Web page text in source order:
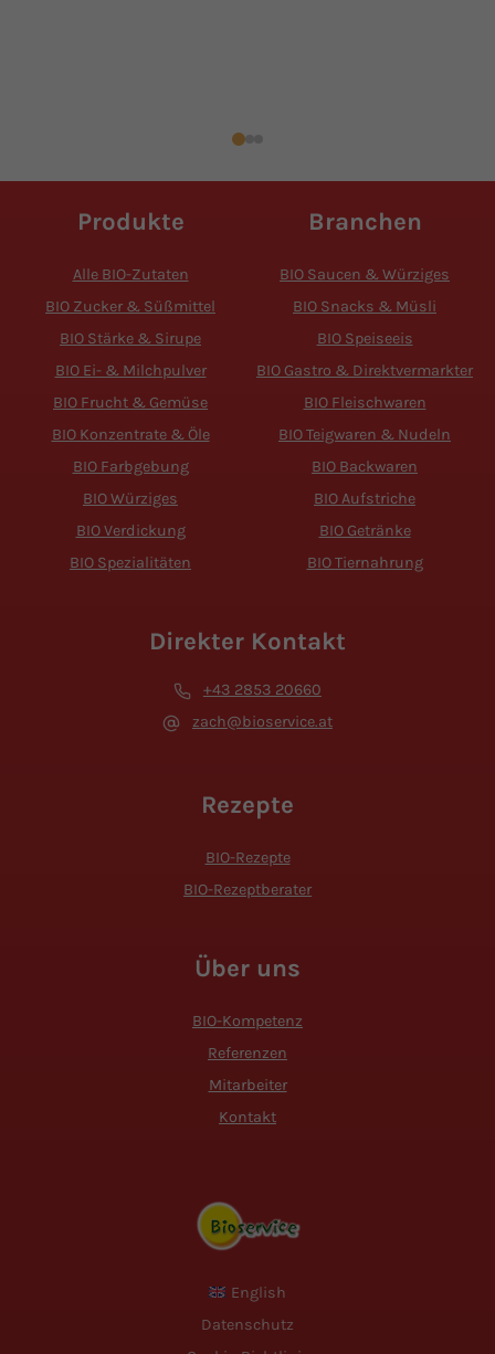
Produkte
Alle BIO-Zutaten
BIO Zucker & Süßmittel
BIO Stärke & Sirupe
BIO Ei- & Milchpulver
BIO Frucht & Gemüse
BIO Konzentrate & Öle
BIO Farbgebung
BIO Würziges
BIO Verdickung
BIO Spezialitäten
Branchen
BIO Saucen & Würziges
BIO Snacks & Müsli
BIO Speiseeis
BIO Gastro & Direktvermarkter
BIO Fleischwaren
BIO Teigwaren & Nudeln
BIO Backwaren
BIO Aufstriche
BIO Getränke
BIO Tiernahrung
Direkter Kontakt
+43 2853 20660
zach@bioservice.at
Rezepte
BIO-Rezepte
BIO-Rezeptberater
Über uns
BIO-Kompetenz
Referenzen
Mitarbeiter
Kontakt
English
Datenschutz